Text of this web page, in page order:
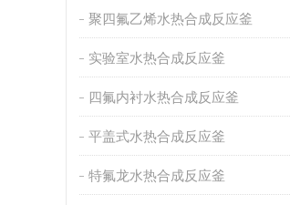
聚四氟乙烯水热合成反应釜
实验室水热合成反应釜
四氟内衬水热合成反应釜
平盖式水热合成反应釜
特氟龙水热合成反应釜